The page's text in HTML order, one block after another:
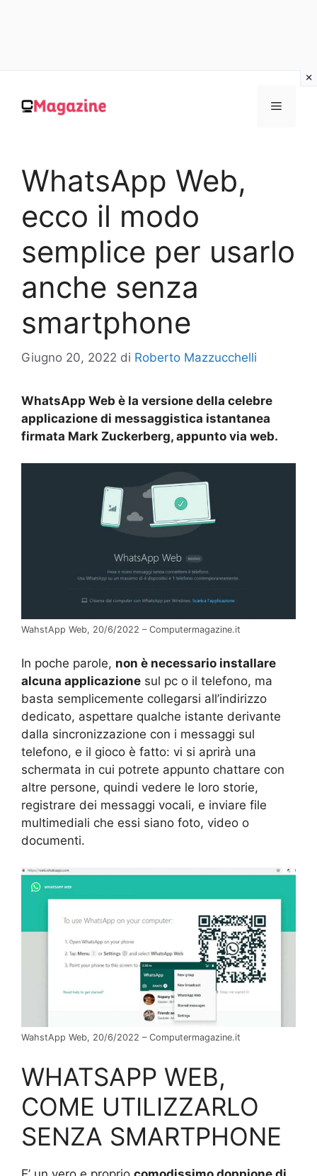
contenuto
MENU
WhatsApp Web,
ecco il modo
semplice per usarlo
anche senza
smartphone
Giugno 20, 2022 di Roberto Mazzucchelli
WhatsApp Web è la versione della celebre
applicazione di messaggistica istantanea
firmata Mark Zuckerberg, appunto via web.
WahstApp Web, 20/6/2022 – Computermagazine.it
In poche parole, non è necessario installare
alcuna applicazione sul pc o il telefono, ma
basta semplicemente collegarsi all’indirizzo
dedicato, aspettare qualche istante derivante
dalla sincronizzazione con i messaggi sul
telefono, e il gioco è fatto: vi si aprirà una
schermata in cui potrete appunto chattare con
altre persone, quindi vedere le loro storie,
registrare dei messaggi vocali, e inviare file
multimediali che essi siano foto, video o
documenti.
WahstApp Web, 20/6/2022 – Computermagazine.it
WHATSAPP WEB,
COME UTILIZZARLO
SENZA SMARTPHONE